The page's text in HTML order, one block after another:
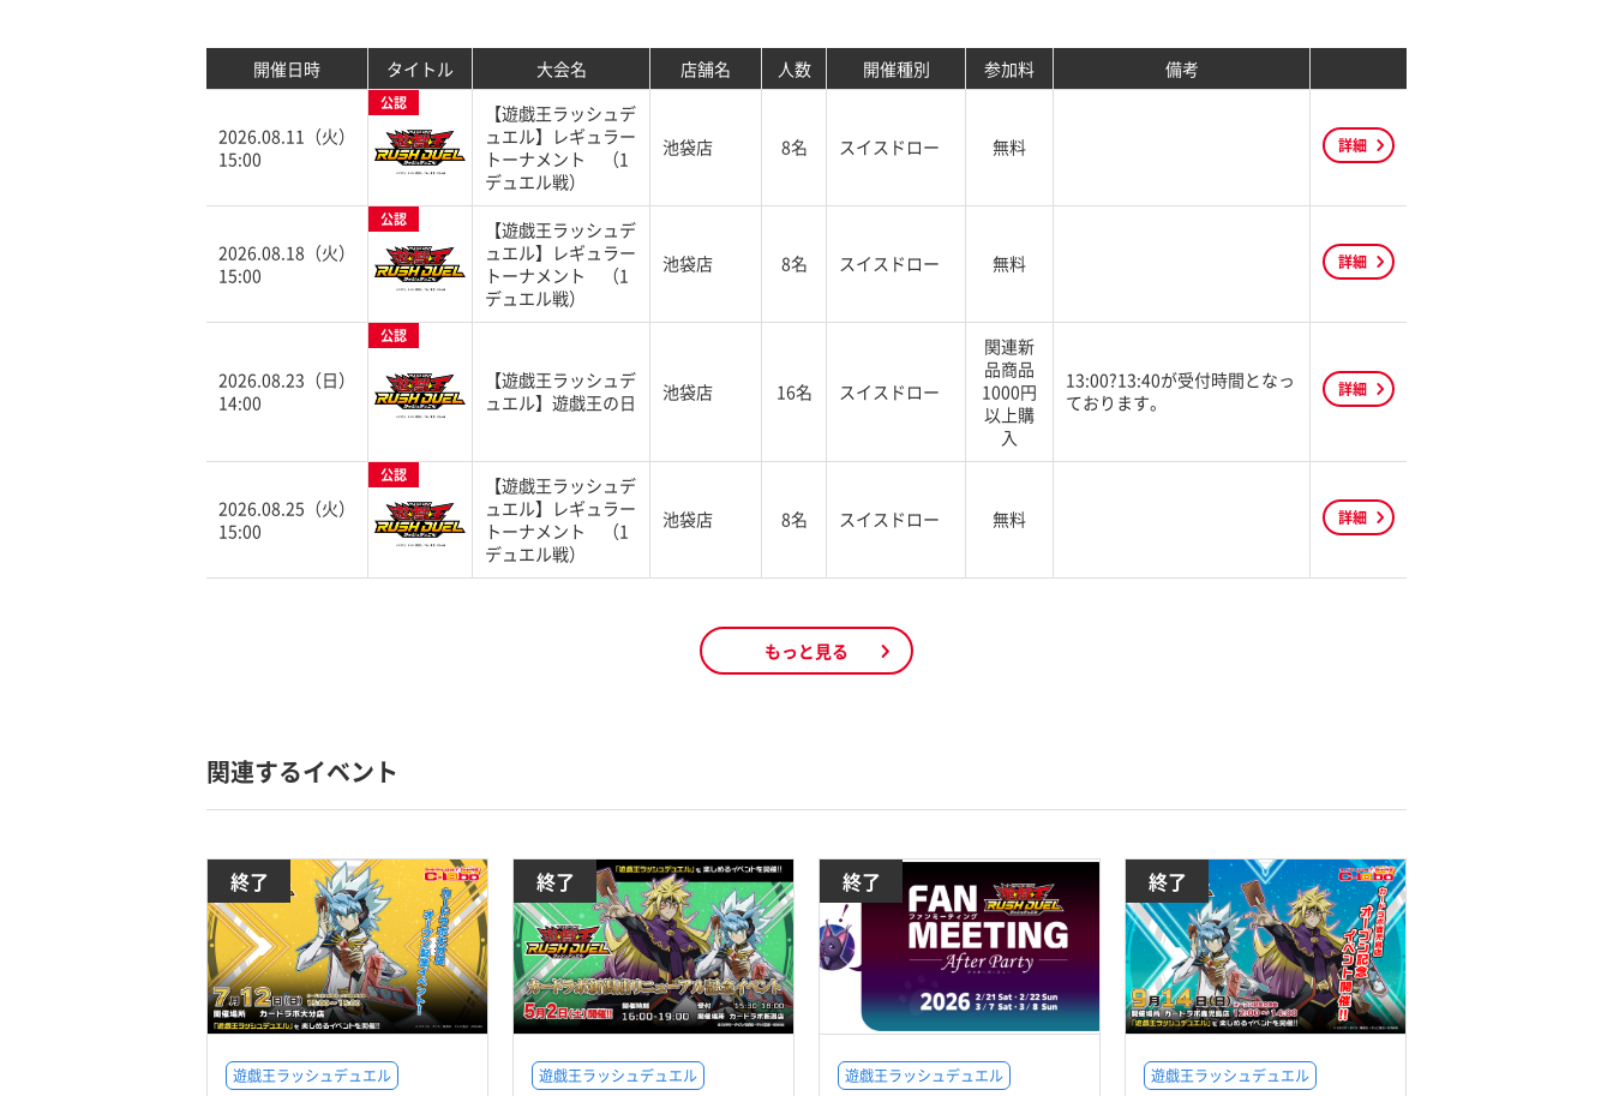
開催日時 タイトル 大会名 店舗名 人数 開催種別 参加料 備考
2026.08.11（火）
15:00
公認
【遊戯王ラッシュデ
ュエル】レギュラー
トーナメント （1
デュエル戦）
池袋店 8名 スイスドロー 無料 詳細
2026.08.18（火）
15:00
公認
【遊戯王ラッシュデ
ュエル】レギュラー
トーナメント （1
デュエル戦）
池袋店 8名 スイスドロー 無料 詳細
2026.08.23（日）
14:00
公認
【遊戯王ラッシュデ
ュエル】遊戯王の日
池袋店 16名 スイスドロー
関連新
品商品
1000円
以上購
入
13:00?13:40が受付時間となっ
ております。
詳細
2026.08.25（火）
15:00
公認
【遊戯王ラッシュデ
ュエル】レギュラー
トーナメント （1
デュエル戦）
池袋店 8名 スイスドロー 無料 詳細
もっと見る
関連するイベント
終了
遊戯王ラッシュデュエル
終了
遊戯王ラッシュデュエル
終了
遊戯王ラッシュデュエル
終了
遊戯王ラッシュデュエル